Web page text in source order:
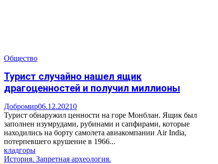
Общество
Турист случайно нашел ящик
драгоценностей и получил миллионы
Добромир06.12.20210
Турист обнаружил ценности на горе Монблан. Ящик был
заполнен изумрудами, рубинами и сапфирами, которые
находились на борту самолета авиакомпании Air India,
потерпевшего крушение в 1966...
кладгоры
История. Запретная археология.